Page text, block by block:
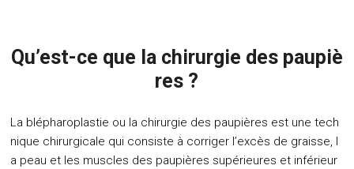
Qu’est-ce que la chirurgie des paupiè
res ?
La blépharoplastie ou la chirurgie des paupières est une tech
nique chirurgicale qui consiste à corriger l’excès de graisse, l
a peau et les muscles des paupières supérieures et inférieur